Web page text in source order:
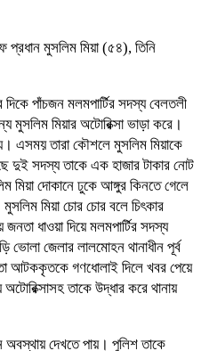
প্রধান মুসলিম মিয়া (৫৪), তিনি
দিকে পাঁচজন মলমপার্টির সদস্য বেলতলী
মুসলিম মিয়ার অটোরিক্সা ভাড়া করে।
এসময় তারা কৌশলে মুসলিম মিয়াকে
দুই সদস্য তাকে এক হাজার টাকার নোট
মিয়া দোকানে ঢুকে আঙ্গুর কিনতে গেলে
মুসলিম মিয়া চোর চোর বলে চিৎকার
ধাওয়া দিয়ে মলমপার্টির সদস্য
জেলার লালমোহন থানাধীন পূর্ব
আটককৃতকে গণধোলাই দিলে খবর পেয়ে
তাকে উদ্ধার করে থানায়
অবস্থায় দেখতে পায়। পুলিশ তাকে